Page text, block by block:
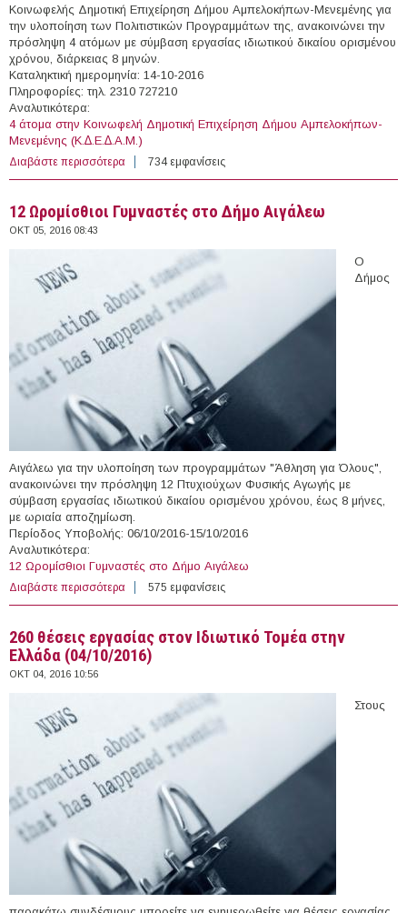
Κοινωφελής Δημοτική Επιχείρηση Δήμου Αμπελοκήπων-Μενεμένης για
την υλοποίηση των Πολιτιστικών Προγραμμάτων της, ανακοινώνει την
πρόσληψη 4 ατόμων με σύμβαση εργασίας ιδιωτικού δικαίου ορισμένου
χρόνου, διάρκειας 8 μηνών.
Kαταληκτική ημερομηνία: 14-10-2016
Πληροφορίες: τηλ. 2310 727210
Αναλυτικότερα:
4 άτομα στην Κοινωφελή Δημοτική Επιχείρηση Δήμου Αμπελοκήπων-
Μενεμένης (Κ.∆.Ε.∆.Α.Μ.)
Διαβάστε περισσότερα για 4 άτομα στην Κοινωφελή Δημοτική Επιχείρηση
Δήμου Αμπελοκήπων-Μενεμένης (Κ.∆.Ε.∆.Α.Μ.)
734 εμφανίσεις
12 Ωρομίσθιοι Γυμναστές στο Δήμο Αιγάλεω
ΟΚΤ 05, 2016 08:43
Ο
Δήμος
Αιγάλεω για την υλοποίηση των προγραμμάτων "Άθληση για Όλους",
ανακοινώνει την πρόσληψη 12 Πτυχιούχων Φυσικής Αγωγής με
σύμβαση εργασίας ιδιωτικού δικαίου ορισμένου χρόνου, έως 8 μήνες,
με ωριαία αποζημίωση.
Περίοδος Υποβολής: 06/10/2016-15/10/2016
Αναλυτικότερα:
12 Ωρομίσθιοι Γυμναστές στο Δήμο Αιγάλεω
Διαβάστε περισσότερα για 12 Ωρομίσθιοι Γυμναστές στο Δήμο Αιγάλεω
575 εμφανίσεις
260 θέσεις εργασίας στον Ιδιωτικό Τομέα στην
Ελλάδα (04/10/2016)
ΟΚΤ 04, 2016 10:56
Στους